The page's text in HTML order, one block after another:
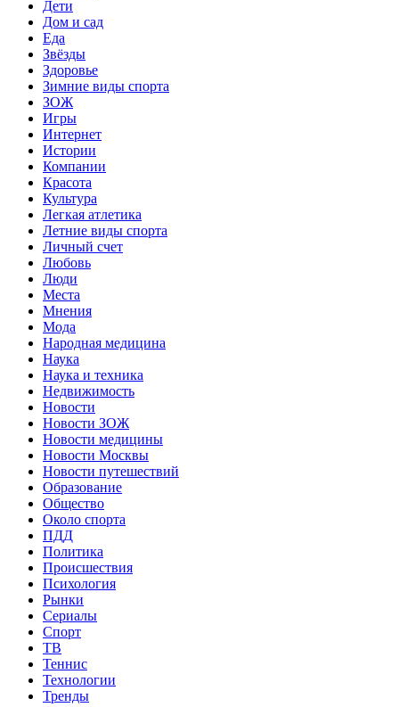
Дети
Дом и сад
Еда
Звёзды
Здоровье
Зимние виды спорта
ЗОЖ
Игры
Интернет
Истории
Компании
Красота
Культура
Легкая атлетика
Летние виды спорта
Личный счет
Любовь
Люди
Места
Мнения
Мода
Народная медицина
Наука
Наука и техника
Недвижимость
Новости
Новости ЗОЖ
Новости медицины
Новости Москвы
Новости путешествий
Образование
Общество
Около спорта
ПДД
Политика
Происшествия
Психология
Рынки
Сериалы
Спорт
ТВ
Теннис
Технологии
Тренды